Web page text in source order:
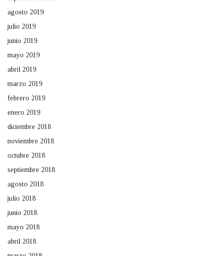
agosto 2019
julio 2019
junio 2019
mayo 2019
abril 2019
marzo 2019
febrero 2019
enero 2019
diciembre 2018
noviembre 2018
octubre 2018
septiembre 2018
agosto 2018
julio 2018
junio 2018
mayo 2018
abril 2018